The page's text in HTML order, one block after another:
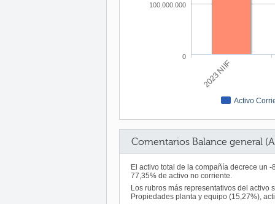
Activo
2023 NIIF
0
100.000.000
Comentarios Balance general
El activo total de la compañía decrece un
77,35% de activo no corriente.
Los rubros más representativos del activo
Propiedades planta y equipo (15,27%),